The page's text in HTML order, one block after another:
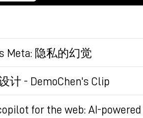
状态，不鉴权。这非常方便
了，如果能更新下，考虑下生
，从我自己的体会来看，最
Meta: 隐私的幻觉
和iOS的隐私设计。内
计 - DemoChen's Clip
参考拿来写ppt的。
for the web: AI-